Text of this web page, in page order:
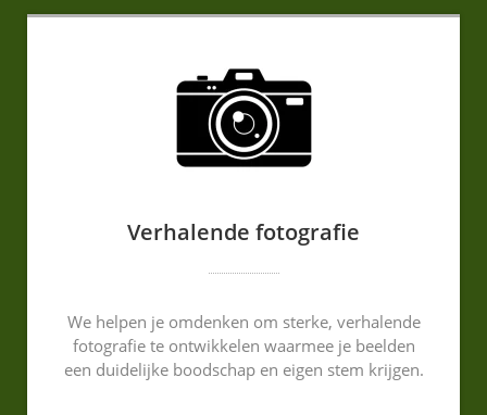
Verhalende fotografie
We helpen je omdenken om sterke, verhalende
fotografie te ontwikkelen waarmee je beelden
een duidelijke boodschap en eigen stem krijgen.